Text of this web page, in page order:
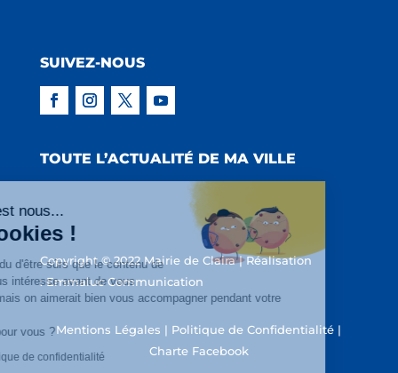
SUIVEZ-NOUS
TOUTE L’ACTUALITÉ DE MA VILLE
Copyright © 2022 Mairie de Claira | Réalisation
:Emmaluc Communication
Mentions Légales | Politique de Confidentialité |
Charte Facebook
Salut c'est nous...
les Cookies !
On a attendu d'être sûrs que le contenu de
ce site vous intéresse avant de vous
déranger, mais on aimerait bien vous accompagner pendant votre
C'est OK pour vous ?
Lire la politique de confidentialité